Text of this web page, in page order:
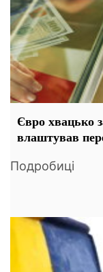
Євро хвацько
влаштував
Подробиці